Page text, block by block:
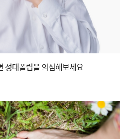
성대폴립을 의심해보세요